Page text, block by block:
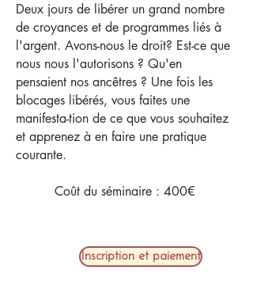
Deux jours de libérer un grand nombre
de croyances et de programmes liés à
l'argent. Avons-nous le droit? Est-ce que
nous nous l'autorisons ? Qu'en
pensaient nos ancêtres ? Une fois les
blocages libérés, vous faites une
manifesta-tion de ce que vous souhaitez
et apprenez à en faire une pratique
courante.
Coût du séminaire : 400€​
Inscription et paiement